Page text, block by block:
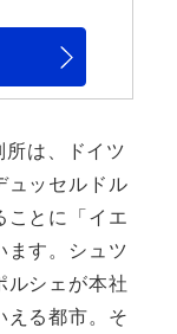
は、ドイツ
ュッセルドル
ことに「イエ
ます。シュツ
ルシェが本社
える都市。そ